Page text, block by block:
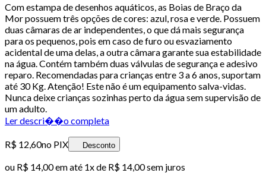
Com estampa de desenhos aquáticos, as Boias de Braço da
Mor possuem três opções de cores: azul, rosa e verde. Possuem
duas câmaras de ar independentes, o que dá mais segurança
para os pequenos, pois em caso de furo ou esvaziamento
acidental de uma delas, a outra câmara garante sua estabilidade
na água. Contém também duas válvulas de segurança e adesivo
reparo. Recomendadas para crianças entre 3 a 6 anos, suportam
até 30 Kg. Atenção! Este não é um equipamento salva-vidas.
Nunca deixe crianças sozinhas perto da água sem supervisão de
um adulto.
Ler descri��o completa
R$ 12,60no PIX Desconto
ou R$ 14,00em até 1x de R$ 14,00sem juros